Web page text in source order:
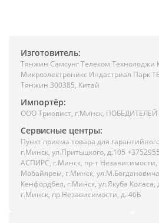
Изготовитель:
Тянжин Самсунг Телеком Технолоджи
Микроэлектроникс Индастриал Парк
Тянжин 300385, Китай
Импортёр:
ООО Триовист, г.Минск, ПОБЕДИТЕЛЕЙ
Сервисные центры:
Пункт приема товара для
г.Минск, ул.Притыцкого, д.105
АСПИРС, г.Минск, пр-т Независимости,
Мобайлрем, г.Минск,
Кенфордбел, г.Минск, ул.Якуба
г.Минск, пр.Независимости, д. 46Б